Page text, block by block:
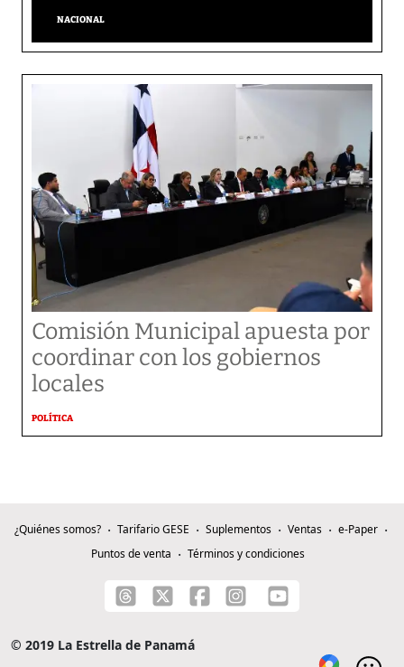
NACIONAL
Comisión Municipal apuesta por
coordinar con los gobiernos
locales
POLÍTICA
¿Quiénes somos? Tarifario GESE Suplementos Ventas
e-Paper
Puntos de venta
Términos y condiciones
© 2019 La Estrella de Panamá